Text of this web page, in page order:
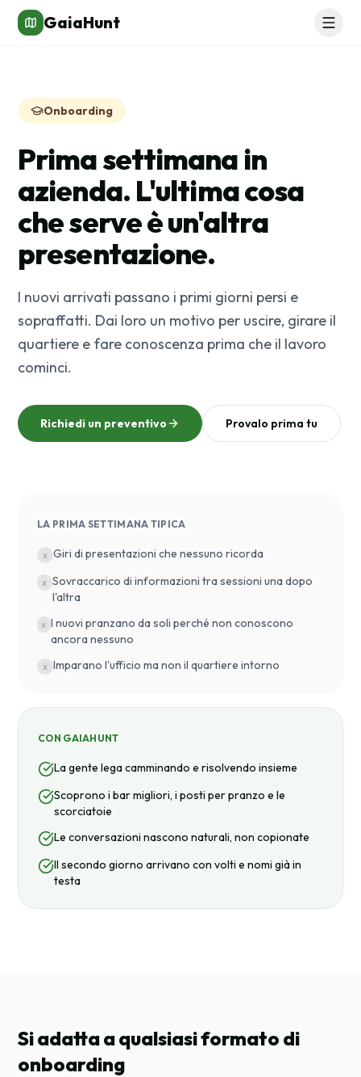
GaiaHunt
Onboarding
Prima settimana in
azienda. L'ultima cosa
che serve è un'altra
presentazione.
I nuovi arrivati passano i primi giorni persi e
sopraffatti. Dai loro un motivo per uscire, girare il
quartiere e fare conoscenza prima che il lavoro
cominci.
Richiedi un preventivo Provalo prima tu
LA PRIMA SETTIMANA TIPICA
x Giri di presentazioni che nessuno ricorda
x Sovraccarico di informazioni tra sessioni una dopo
l'altra
x I nuovi pranzano da soli perché non conoscono
ancora nessuno
x Imparano l'ufficio ma non il quartiere intorno
CON GAIAHUNT
La gente lega camminando e risolvendo insieme
Scoprono i bar migliori, i posti per pranzo e le
scorciatoie
Le conversazioni nascono naturali, non copionate
Il secondo giorno arrivano con volti e nomi già in
testa
Si adatta a qualsiasi formato di
onboarding